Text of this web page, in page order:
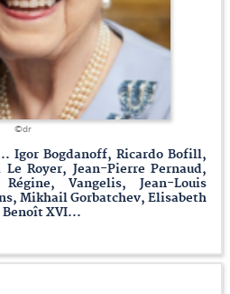
©dr
Igor Bogdanoff, Ricardo Bofill,
Royer, Jean-Pierre Pernaud,
Vangelis, Jean-Louis
Mikhail Gorbatchev, Elisabeth
XVI...